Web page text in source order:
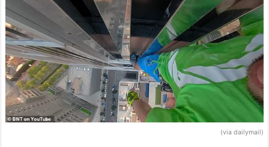
(via dailymail)